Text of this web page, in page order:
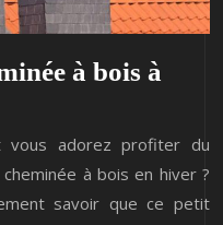
à bois à
vous adorez profiter du
à bois en hiver ?
savoir que ce petit